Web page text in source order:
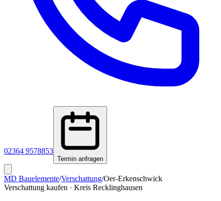
02364 9578853
Termin anfragen
MD Bauelemente/Verschattung/Oer-Erkenschwick
Verschattung kaufen · Kreis Recklinghausen